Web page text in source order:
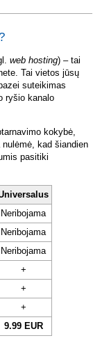
web hosting) – tai
Tai vietos jūsų
suteikimas
ryšio kanalo
kokybė,
kad šiandien
pasitiki
Neribojama
Neribojama
Neribojama
+
+
+
9.99 EUR